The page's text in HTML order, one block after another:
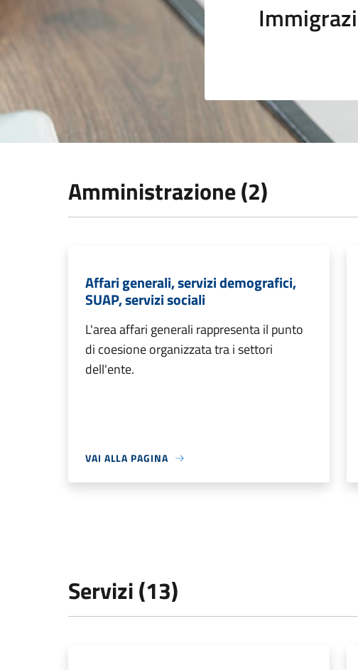
Amministrazione (2)
Affari generali, servizi demografici,
SUAP, servizi sociali
L'area affari generali rappresenta il punto
di coesione organizzata tra i settori
dell'ente.
VAI ALLA PAGINA
Servizi (13)